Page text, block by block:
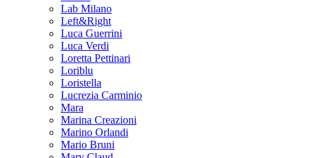
Lab Milano
Left&Right
Luca Guerrini
Luca Verdi
Loretta Pettinari
Loriblu
Loristella
Lucrezia Carminio
Mara
Marina Creazioni
Marino Orlandi
Mario Bruni